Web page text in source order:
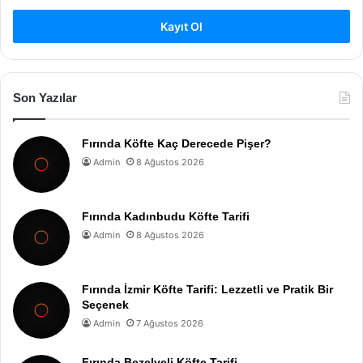
Kayıt Ol
Son Yazılar
Fırında Köfte Kaç Derecede Pişer?
Admin 8 Ağustos 2026
Fırında Kadınbudu Köfte Tarifi
Admin 8 Ağustos 2026
Fırında İzmir Köfte Tarifi: Lezzetli ve Pratik Bir
Seçenek
Admin 7 Ağustos 2026